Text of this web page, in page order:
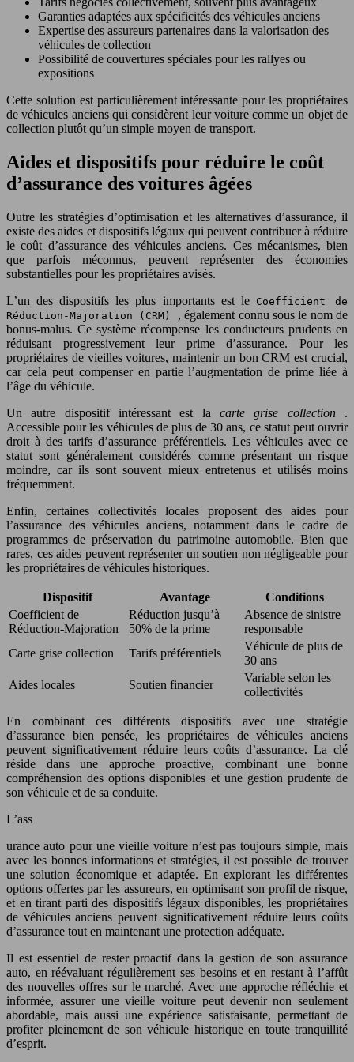
Garanties adaptées aux spécificités des véhicules anciens
Expertise des assureurs partenaires dans la valorisation des
véhicules de collection
Possibilité de couvertures spéciales pour les rallyes ou
expositions
Cette solution est particulièrement intéressante pour les propriétaires
de véhicules anciens qui considèrent leur voiture comme un objet de
collection plutôt qu’un simple moyen de transport.
Aides et dispositifs pour réduire le coût
d’assurance des voitures âgées
Outre les stratégies d’optimisation et les alternatives d’assurance, il
existe des aides et dispositifs légaux qui peuvent contribuer à réduire
le coût d’assurance des véhicules anciens. Ces mécanismes, bien
que parfois méconnus, peuvent représenter des économies
substantielles pour les propriétaires avisés.
L’un des dispositifs les plus importants est le Coefficient de
Réduction-Majoration (CRM) , également connu sous le nom de
bonus-malus. Ce système récompense les conducteurs prudents en
réduisant progressivement leur prime d’assurance. Pour les
propriétaires de vieilles voitures, maintenir un bon CRM est crucial,
car cela peut compenser en partie l’augmentation de prime liée à
l’âge du véhicule.
Un autre dispositif intéressant est la carte grise collection .
Accessible pour les véhicules de plus de 30 ans, ce statut peut ouvrir
droit à des tarifs d’assurance préférentiels. Les véhicules avec ce
statut sont généralement considérés comme présentant un risque
moindre, car ils sont souvent mieux entretenus et utilisés moins
fréquemment.
Enfin, certaines collectivités locales proposent des aides pour
l’assurance des véhicules anciens, notamment dans le cadre de
programmes de préservation du patrimoine automobile. Bien que
rares, ces aides peuvent représenter un soutien non négligeable pour
les propriétaires de véhicules historiques.
Dispositif Avantage
Conditions
Coefficient de
Réduction-Majoration
Réduction jusqu’à
50% de la prime
Absence de sinistre
responsable
Carte grise collection
Tarifs préférentiels
Véhicule de plus de
30 ans
Aides locales
Soutien financier
Variable selon les
collectivités
En combinant ces différents dispositifs avec une stratégie
d’assurance bien pensée, les propriétaires de véhicules anciens
peuvent significativement réduire leurs coûts d’assurance. La clé
réside dans une approche proactive, combinant une bonne
compréhension des options disponibles et une gestion prudente de
son véhicule et de sa conduite.
L’ass
urance auto pour une vieille voiture n’est pas toujours simple, mais
avec les bonnes informations et stratégies, il est possible de trouver
une solution économique et adaptée. En explorant les différentes
options offertes par les assureurs, en optimisant son profil de risque,
et en tirant parti des dispositifs légaux disponibles, les propriétaires
de véhicules anciens peuvent significativement réduire leurs coûts
d’assurance tout en maintenant une protection adéquate.
Il est essentiel de rester proactif dans la gestion de son assurance
auto, en réévaluant régulièrement ses besoins et en restant à l’affût
des nouvelles offres sur le marché. Avec une approche réfléchie et
informée, assurer une vieille voiture peut devenir non seulement
abordable, mais aussi une expérience satisfaisante, permettant de
profiter pleinement de son véhicule historique en toute tranquillité
d’esprit.